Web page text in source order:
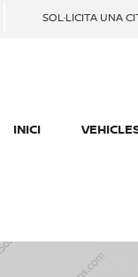
SOL·LICITA UNA
INICI